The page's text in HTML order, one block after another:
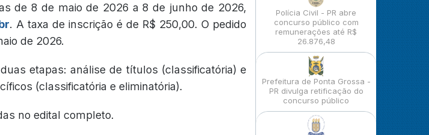
de 8 de maio de 2026 a 8 de junho de 2026,
. A taxa de inscrição é de R$ 250,00. O pedido
de 2026.
etapas: análise de títulos (classificatória) e
(classificatória e eliminatória).
no edital completo.
Polícia Civil - PR abre
concurso público com
remunerações até R$
26.876,48
Prefeitura de Ponta Grossa -
PR divulga retificação do
concurso público